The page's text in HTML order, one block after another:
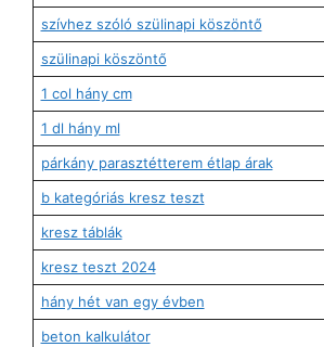
szívhez szóló szülinapi köszöntő
szülinapi köszöntő
1 col hány cm
1 dl hány ml
párkány parasztétterem étlap árak
b kategóriás kresz teszt
kresz táblák
kresz teszt 2024
hány hét van egy évben
beton kalkulátor